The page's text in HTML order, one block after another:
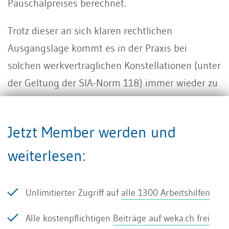
Pauschalpreises berechnet.
Trotz dieser an sich klaren rechtlichen
Ausgangslage kommt es in der Praxis bei
solchen werkvertraglichen Konstellationen (unter
der Geltung der SIA-Norm 118) immer wieder zu
Nachtragsforderungen des Unternehmers, der
versucht, Zusatzkosten auf den Bauherrn
abzuschieben. Gründe für Zusatzkosten bzw.
zweideutige Regelungen in den
Leistungsverzeichnissen, Offerten und Verträgen
Jetzt Member werden und
weiterlesen:
Unlimitierter Zugriff auf alle 1300 Arbeitshilfen
Alle kostenpflichtigen Beiträge auf weka.ch frei